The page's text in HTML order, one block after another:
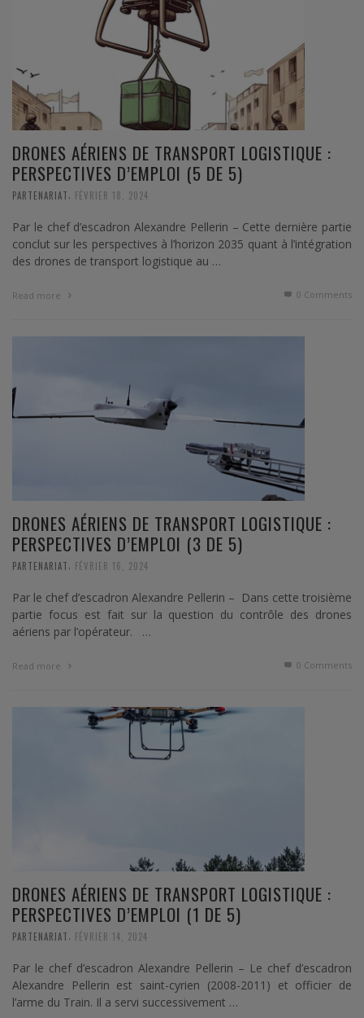
DRONES AÉRIENS DE TRANSPORT LOGISTIQUE :
PERSPECTIVES D’EMPLOI (5 DE 5)
PARTENARIAT FÉVRIER 18, 2024
Par le chef d’escadron Alexandre Pellerin – Cette dernière partie
conclut sur les perspectives à l’horizon 2035 quant à l’intégration
des drones de transport logistique au …
Read more 0 Comments
DRONES AÉRIENS DE TRANSPORT LOGISTIQUE :
PERSPECTIVES D’EMPLOI (3 DE 5)
PARTENARIAT FÉVRIER 16, 2024
Par le chef d’escadron Alexandre Pellerin – Dans cette troisième
partie focus est fait sur la question du contrôle des drones
aériens par l’opérateur. …
Read more 0 Comments
DRONES AÉRIENS DE TRANSPORT LOGISTIQUE :
PERSPECTIVES D’EMPLOI (1 DE 5)
PARTENARIAT FÉVRIER 14, 2024
Par le chef d’escadron Alexandre Pellerin – Le chef d’escadron
Alexandre Pellerin est saint-cyrien (2008-2011) et officier de
l’arme du Train. Il a servi successivement …